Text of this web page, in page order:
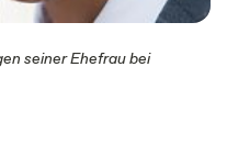
seiner Ehefrau bei